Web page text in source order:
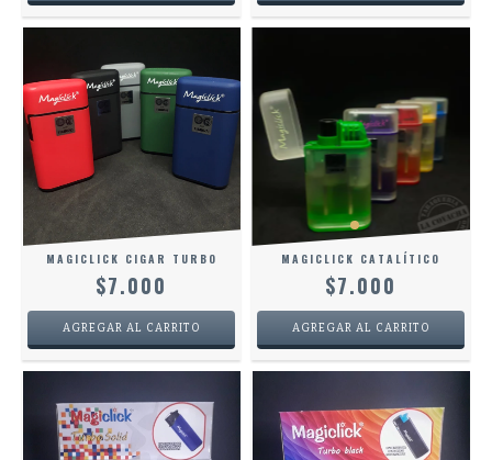
MAGICLICK CIGAR TURBO
$7.000
MAGICLICK CATALÍTICO
$7.000